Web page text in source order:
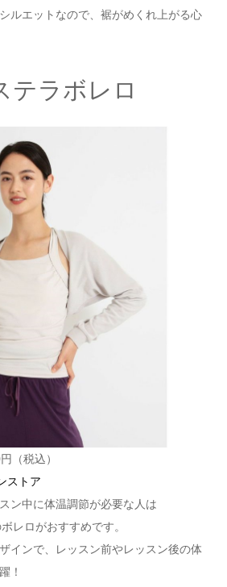
ルエットなので、裾がめくれ上がる心
テラボレロ
（税込）
ストア
ン中に体温調節が必要な人は
レロがおすすめです。
インで、レッスン前やレッスン後の体
！